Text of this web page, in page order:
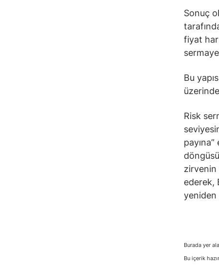
Sonuç
fiyat
Bu
Risk
zirvenin
ederek,
yeniden
Burada yer
Bu içerik